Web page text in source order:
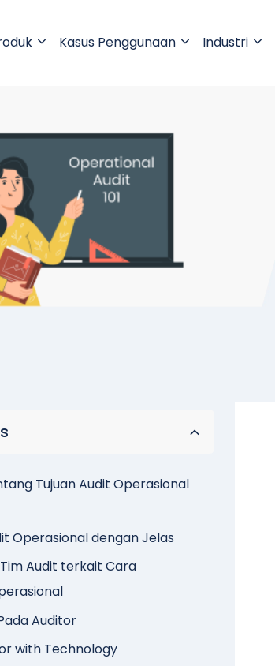
Kasus Penggunaan Industri
Tujuan Audit Operasional
Operasional dengan Jelas
Audit terkait Cara
Auditor
with Technology